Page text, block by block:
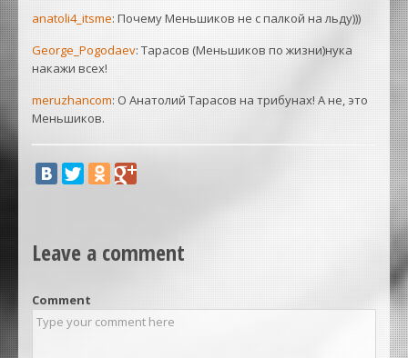
anatoli4_itsme: Почему Меньшиков не с палкой на льду)))
George_Pogodaev: Тарасов (Меньшиков по жизни)нука
накажи всех!
meruzhancom: О Анатолий Тарасов на трибунах! А не, это
Меньшиков.
Leave a comment
Comment